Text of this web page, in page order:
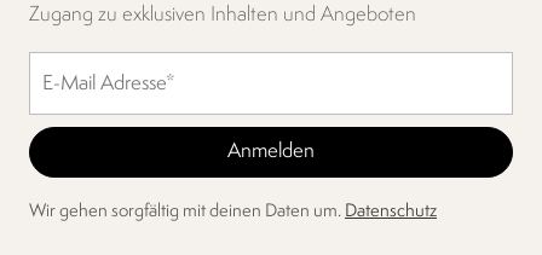
Zugang zu exklusiven Inhalten und Angeboten
Wir gehen sorgfältig mit deinen Daten um. Datenschutz